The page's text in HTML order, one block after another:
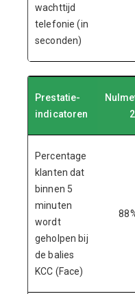
wachttijd
telefonie (in
seconden)
Prestatie-
indicatoren
Percentage
klanten dat
binnen 5
minuten
wordt
geholpen bij
de balies
KCC (Face)